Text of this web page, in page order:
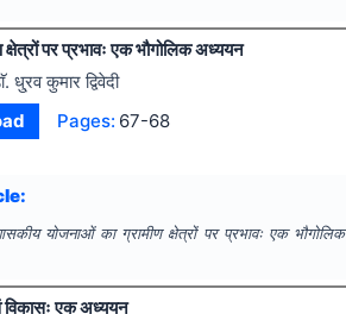
पर प्रभावः एक भौगोलिक अध्ययन
धु्रव कुमार द्विवेदी
Pages: 67-68
योजनाओं का ग्रामीण क्षेत्रों पर प्रभावः एक
विकासः एक अध्ययन